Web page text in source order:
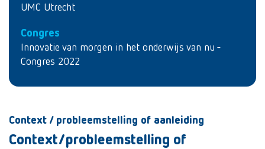
UMC Utrecht
Congres
Innovatie van morgen in het onderwijs van nu -
Congres 2022
Context / probleemstelling of aanleiding
Context/probleemstelling of